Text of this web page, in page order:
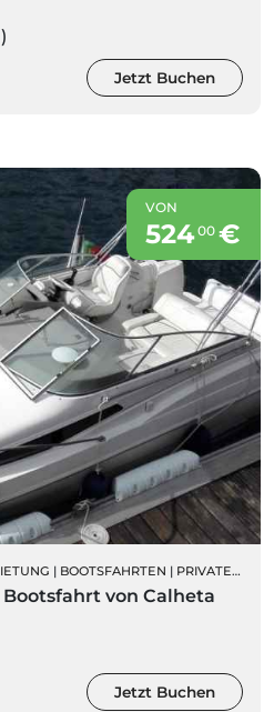
Jetzt Buchen
VON
52400€
| BOOTSFAHRTEN | PRIVATE FÜHRUNGEN
von Calheta
Jetzt Buchen